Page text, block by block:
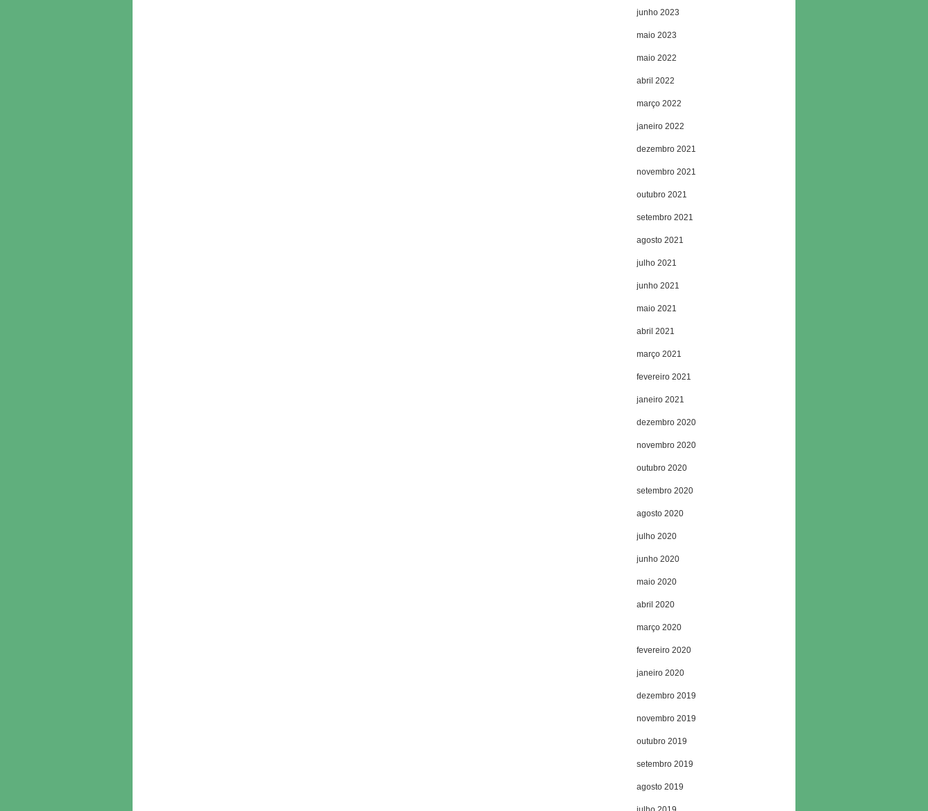
junho 2023
maio 2023
maio 2022
abril 2022
março 2022
janeiro 2022
dezembro 2021
novembro 2021
outubro 2021
setembro 2021
agosto 2021
julho 2021
junho 2021
maio 2021
abril 2021
março 2021
fevereiro 2021
janeiro 2021
dezembro 2020
novembro 2020
outubro 2020
setembro 2020
agosto 2020
julho 2020
junho 2020
maio 2020
abril 2020
março 2020
fevereiro 2020
janeiro 2020
dezembro 2019
novembro 2019
outubro 2019
setembro 2019
agosto 2019